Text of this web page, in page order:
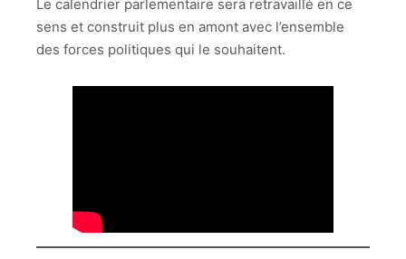
Le calendrier parlementaire sera retravaillé en ce
sens et construit plus en amont avec l’ensemble
des forces politiques qui le souhaitent.